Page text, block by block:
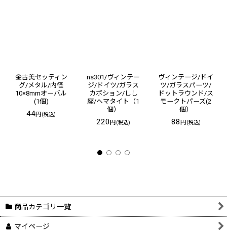
金古美セッティン
グ/メタル/内径
10×8mmオーバル
(1個)
44円(税込)
ns301/ヴィンテー
ジ/ドイツ/ガラス
カボション/しし
座/ヘマタイト（1
個）
220円(税込)
ヴィンテージ/ドイ
ツ/ガラスパーツ/
ドットラウンド/ス
モークトパーズ(2
個）
88円(税込)
商品カテゴリ一覧
マイページ